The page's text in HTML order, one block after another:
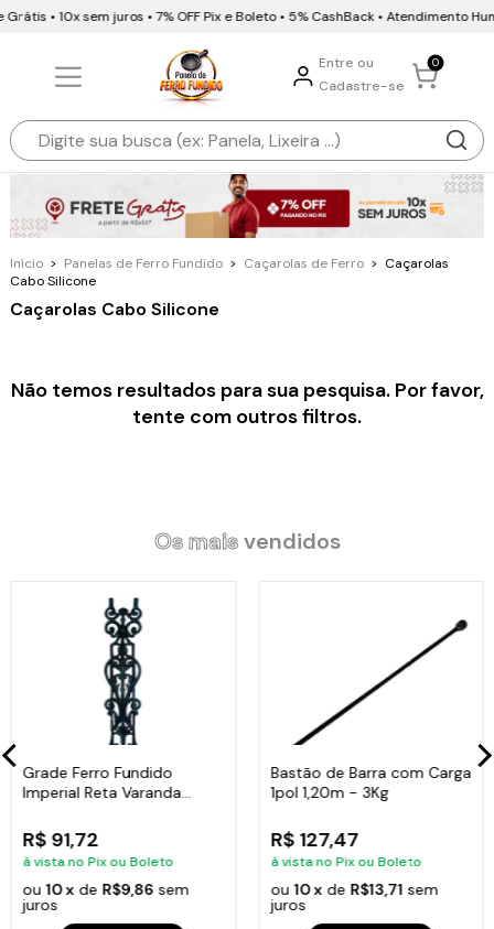
• 10x sem juros • 7% OFF Pix e Boleto • 5% CashBack • Atendimento
Entre ou
Cadastre-se
0
Início > Panelas de Ferro Fundido > Caçarolas de Ferro > Caçarolas
Cabo Silicone
Caçarolas Cabo Silicone
Não temos resultados para sua pesquisa. Por favor,
tente com outros filtros.
Os maisvendidos
Grade Ferro Fundido
Imperial Reta Varanda
R$ 91,72
à vista no Pix ou Boleto
ou10 x de R$9,86 sem
juros
Bastão de Barra com Carga
1pol 1,20m - 3Kg
R$ 127,47
à vista no Pix ou Boleto
ou 10 x de R$13,71 sem
juros